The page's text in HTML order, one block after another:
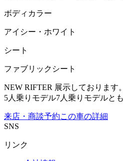
ボディカラー
アイシー・ホワイト
シート
ファブリックシート
NEW RIFTER 展示しております。
5人乗りモデル7人乗りモデルと
来店・商談予約この車の詳細
SNS
リンク